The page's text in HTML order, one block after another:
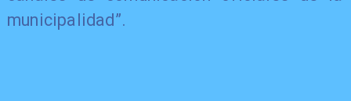
municipalidad”.